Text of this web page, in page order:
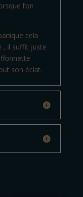
l’on
cela
, il suffit juste
son éclat.